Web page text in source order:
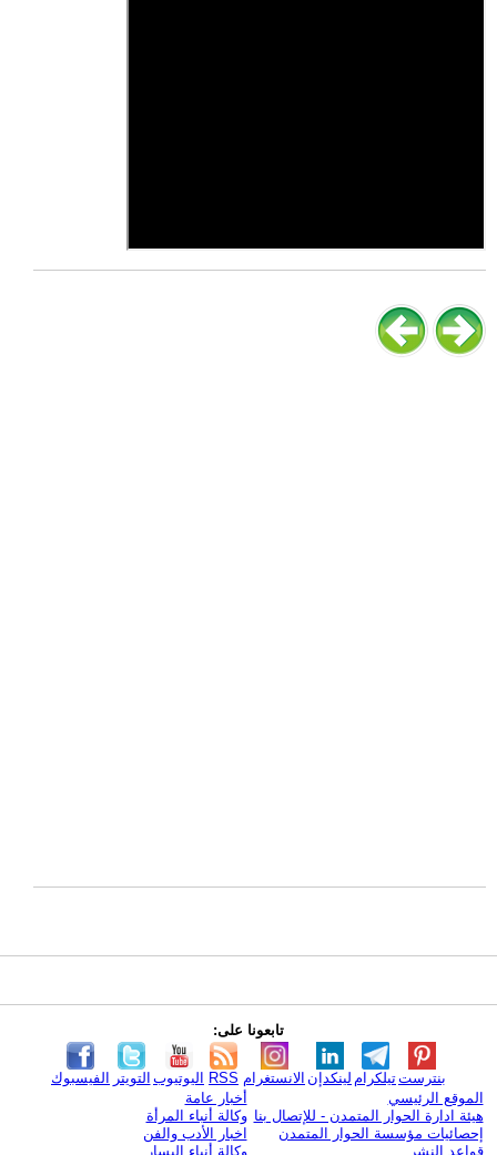
تابعونا على:
الفيسبوك التويتر اليوتيوب RSS الانستغرام لينكدإن تيلكرامبنترست
الموقع الرئيسي
هيئة ادارة الحوار المتمدن - للإتصال بنا
إحصائيات مؤسسة الحوار المتمدن
قواعد النشر
أخبار عامة
وكالة أنباء المرأة
اخبار الأدب والفن
وكالة أنباء اليسار